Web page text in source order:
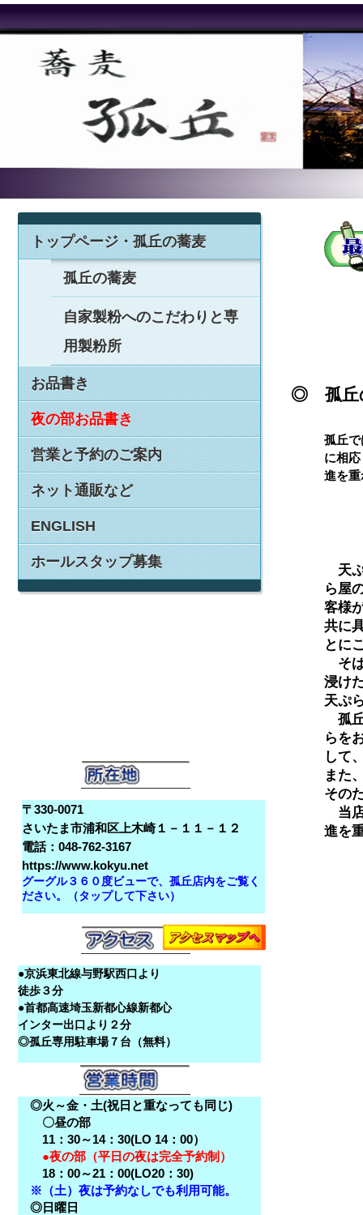
天
ら屋
客様
共に
とに
そ
浸け
天ぷ
孤
らを
して
また
その
当
孤丘
に相
進を
◎ 孤丘
トップページ・孤丘の蕎麦
孤丘の蕎麦
自家製粉へのこだわりと専
用製粉所
お品書き
夜の部お品書き
営業と予約のご案内
ネット通販など
ENGLISH
ホールスタップ募集
●京浜東北線与野駅西口より
徒歩３分
●首都高速埼玉新都心線新都心
インター出口より２分
◎孤丘専用駐車場７台（無料）
〒330-0071
さいたま市浦和区上木崎１－１１－１２
電話：048-762-3167
https://www.kokyu.net
グーグル３６０度ビューで、孤丘店内をご覧く
ださい。（タップして下さい）
◎火～金・土(祝日と重なっても同じ)
〇昼の部
11：30～14：30(LO 14：00）
●夜の部（平日の夜は完全予約制）
18：00～21：00(LO20：30)
※（土）夜は予約なしでも利用可能。
◎日曜日